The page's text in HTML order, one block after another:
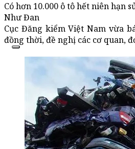
Có hơn 10.000 ô tô hết niên hạn
Như Đan
Cục Đăng kiểm Việt Nam vừa
đồng thời, đề nghị các cơ quan,